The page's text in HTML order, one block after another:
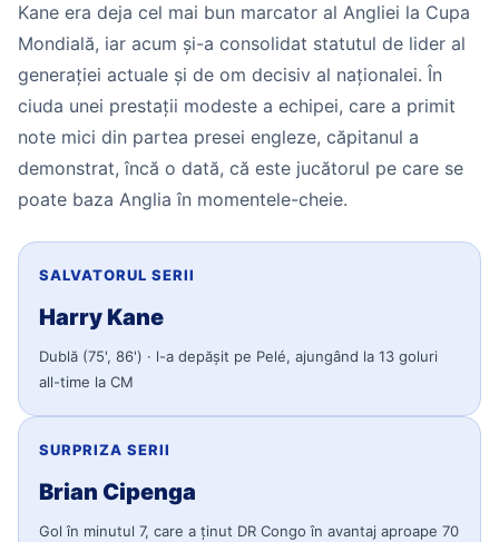
Kane era deja cel mai bun marcator al Angliei la Cupa
Mondială, iar acum și-a consolidat statutul de lider al
generației actuale și de om decisiv al naționalei. În
ciuda unei prestații modeste a echipei, care a primit
note mici din partea presei engleze, căpitanul a
demonstrat, încă o dată, că este jucătorul pe care se
poate baza Anglia în momentele-cheie.
SALVATORUL SERII
Harry Kane
Dublă (75', 86') · l-a depășit pe Pelé, ajungând la 13 goluri
all-time la CM
SURPRIZA SERII
Brian Cipenga
Gol în minutul 7, care a ținut DR Congo în avantaj aproape 70